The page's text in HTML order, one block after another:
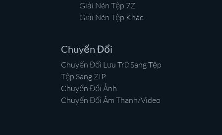
Giải Nén Tệp 7Z
Giải Nén Tệp Khác
Chuyển Đổi
Chuyển Đổi Lưu Trữ Sang Tệp
Tệp Sang ZIP
Chuyển Đổi Ảnh
Chuyển Đổi Âm Thanh/Video